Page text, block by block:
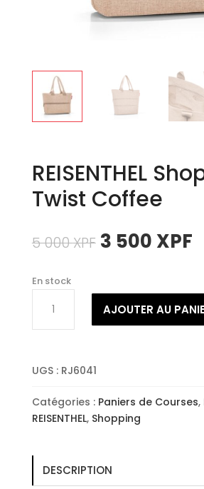
REISENTHEL
Twist Coffee
5 000XPF Le
était :
5
000 XPF.
3 500 XPFLe
3
En stock
REISENTHEL
Twist
Coffee
AJOUTER AU
UGS : RJ6041
Catégories : Paniers de Courses,
REISENTHEL, Shopping
DESCRIPTION